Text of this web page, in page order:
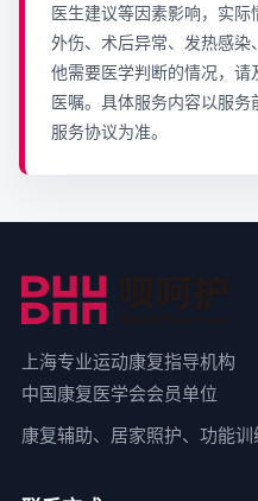
医生建议等因素影响，实际
外伤、术后异常、发热感
他需要医学判断的情况，
医嘱。具体服务内容以服
服务协议为准。
上海专业运动康复指导机构
中国康复医学会会员单位
康复辅助、居家照护、功能